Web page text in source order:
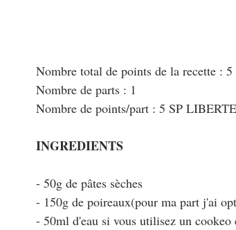
Entrées chaudes Entrées de fête ou d'exception
Nombre total de points de la recette :
Nombre de parts : 1
Nombre de points/part : 5 SP LIBERTE
INGREDIENTS
- 50g de pâtes sèches
- 150g de poireaux(pour ma part j'ai
- 50ml d'eau si vous utilisez un